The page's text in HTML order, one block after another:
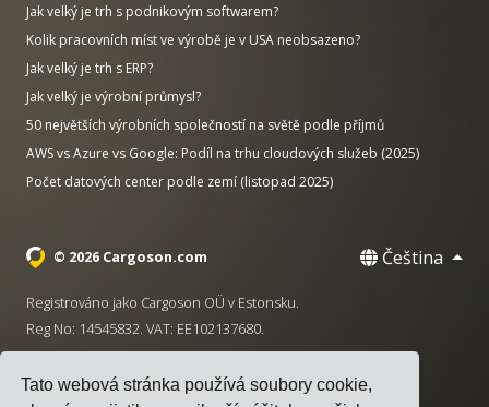
Tato webová stránka používá soubory cookie,
Jak velký je trh s podnikovým softwarem?
Kolik pracovních míst ve výrobě je v USA neobsazeno?
Jak velký je trh s ERP?
Jak velký je výrobní průmysl?
50 největších výrobních společností na světě podle příjmů
AWS vs Azure vs Google: Podíl na trhu cloudových služeb (2025)
Počet datových center podle zemí (listopad 2025)
© 2026 Cargoson.com Čeština
Registrováno jako Cargoson OÜ v Estonsku.
Reg No: 14545832. VAT: EE102137680.
+372 5555 0028 · hello@cargoson.com